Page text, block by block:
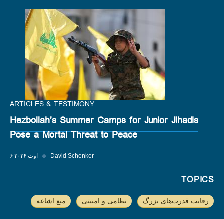
ARTICLES & TESTIMONY
Hezbollah’s Summer Camps for Junior Jihadis
Pose a Mortal Threat to Peace
۶ اوت ۲۰۲۶ ◆ David Schenker
TOPICS
رقابت قدرت‌های بزرگ نظامی و امنیتی منع اشاعه